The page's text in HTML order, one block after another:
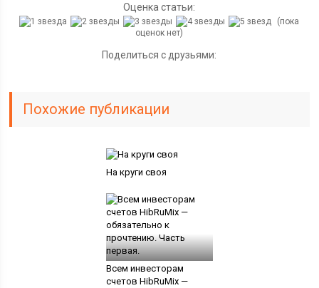
Оценка статьи:
(пока
оценок нет)
Поделиться с друзьями:
Похожие публикации
На круги своя
Всем инвесторам
счетов HibRuMix —